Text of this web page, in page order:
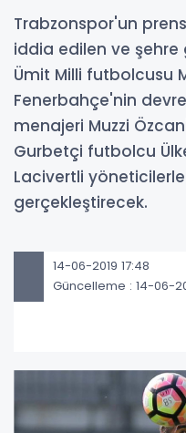
Trabzonspor'un
iddia edilen ve
Ümit Milli futbolcusu
Fenerbahçe'nin
menajeri Muzzi
Gurbetçi futbolcu
Lacivertli
gerçekleştirecek.
14-06-2019 17:48
Güncelleme : 14-06-